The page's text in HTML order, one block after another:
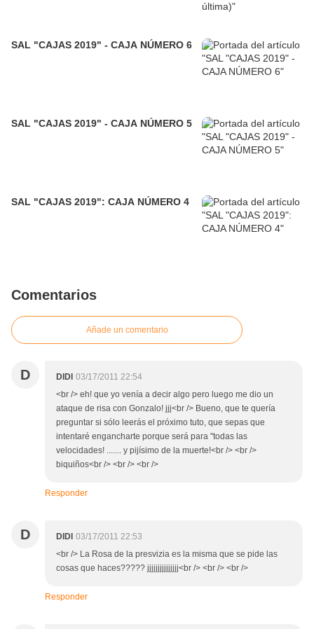
SAL "CAJAS 2019" - CAJA NÚMERO 6
SAL "CAJAS 2019" - CAJA NÚMERO 5
SAL "CAJAS 2019": CAJA NÚMERO 4
Comentarios
Añade un comentario
D DIDI 03/17/2011 22:54
<br /> eh! que yo venía a decir algo pero luego me dio un
ataque de risa con Gonzalo! jjj<br /> Bueno, que te quería
preguntar si sólo leerás el próximo tuto, que sepas que
intentaré engancharte porque será para "todas las
velocidades! ....... y pijísimo de la muerte!<br /> <br />
biquiños<br /> <br /> <br />
Responder
D DIDI 03/17/2011 22:53
<br /> La Rosa de la presvizia es la misma que se pide las
cosas que haces????? jjjjjjjjjjjjjjj<br /> <br /> <br />
Responder